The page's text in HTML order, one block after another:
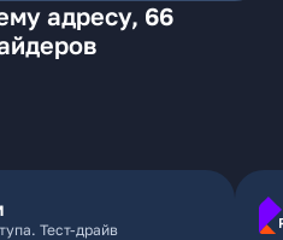
адресу, 66
Тест-драйв